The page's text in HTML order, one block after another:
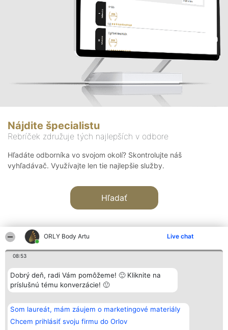
ORLY Body Artu Live chat
08:53
Dobrý deň, radi Vám pomôžeme! 🙂 Kliknite na
príslušnú tému konverzácie! 🙂
Som laureát, mám záujem o marketingové materiály
Chcem prihlásiť svoju firmu do Orlov
Nájdite špecialistu
Rebríček združuje tých najlepších v odbore
Hľadáte odborníka vo svojom okolí? Skontrolujte náš
vyhľadávač. Využívajte len tie najlepšie služby.
Hľadať
Organizátor hodnotenia
Bright Side Solutions sp. z o.
o. sp. k.
Wrocław 50-079
KRS 0000749100 | Regon
381313360 | NIP 8943132676
+48 508 492 400
Hodnotenie
Laureáti
Lista
Laureatów
Podmienky
Obchodné
podmienky
Kontakt
Kontakt